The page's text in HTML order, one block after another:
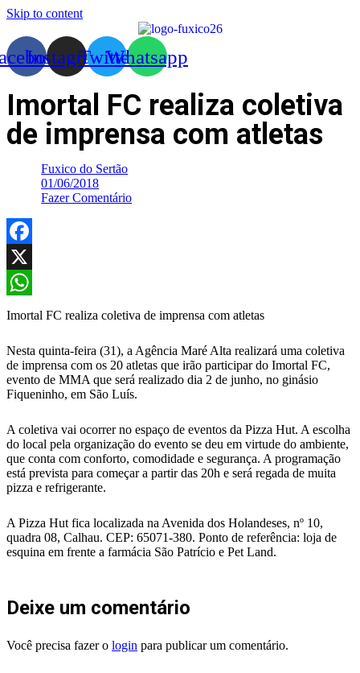
Skip to content
InstagramTwitterWhatsapp
Imortal FC realiza coletiva
de imprensa com atletas
Fuxico do Sertão
01/06/2018
Fazer Comentário
Facebook
X
WhatsApp
Imortal FC realiza coletiva de imprensa com atletas
Nesta quinta-feira (31), a Agência Maré Alta realizará uma coletiva
de imprensa com os 20 atletas que irão participar do Imortal FC,
evento de MMA que será realizado dia 2 de junho, no ginásio
Fiqueninho, em São Luís.
A coletiva vai ocorrer no espaço de eventos da Pizza Hut. A escolha
do local pela organização do evento se deu em virtude do ambiente,
que conta com conforto, comodidade e segurança. A programação
está prevista para começar a partir das 20h e será regada de muita
pizza e refrigerante.
A Pizza Hut fica localizada na Avenida dos Holandeses, nº 10,
quadra 08, Calhau. CEP: 65071-380. Ponto de referência: loja de
esquina em frente a farmácia São Patrício e Pet Land.
Deixe um comentário
Você precisa fazer o login para publicar um comentário.